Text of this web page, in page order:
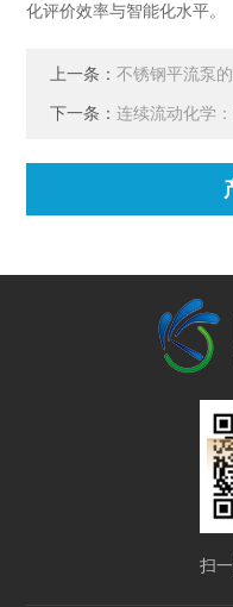
化评价效率与智能化水平。
上一条：不锈钢平流泵
下一条：连续流动化学
扫